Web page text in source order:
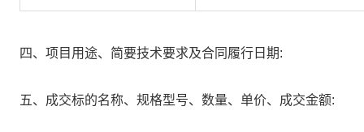
四、项目用途、简要技术要求及合同履行日期:
五、成交标的名称、规格型号、数量、单价、成交金额: